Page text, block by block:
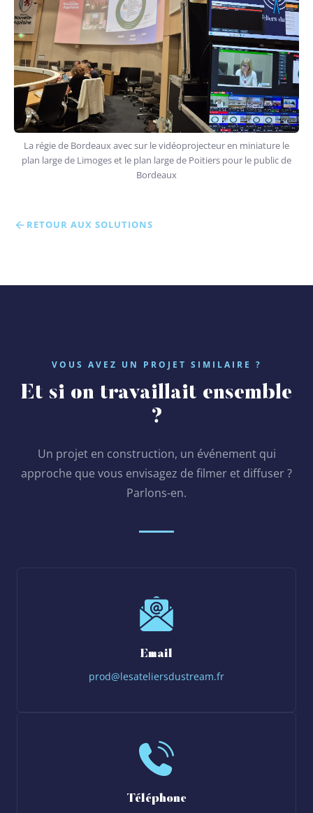
La régie de Bordeaux avec sur le vidéoprojecteur en miniature le
plan large de Limoges et le plan large de Poitiers pour le public de
Bordeaux
RETOUR AUX SOLUTIONS
VOUS AVEZ UN PROJET SIMILAIRE ?
Et si on travaillait ensemble
?
Un projet en construction, un événement qui
approche que vous envisagez de filmer et diffuser ?
Parlons-en.
Email
prod@lesateliersdustream.fr
Téléphone